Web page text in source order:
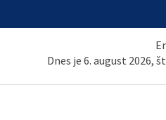
Dnes je 6. august 2026,